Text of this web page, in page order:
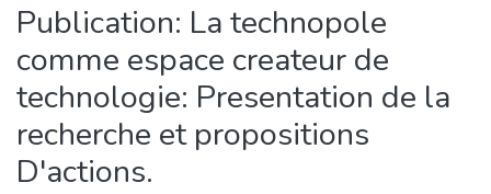
Publication: La technopole
comme espace createur de
technologie: Presentation de la
recherche et propositions
D'actions.